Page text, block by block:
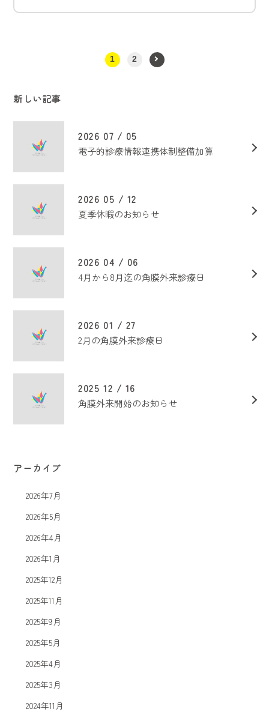
1 2
新しい記事
2026 07 / 05
電子的診療情報連携体制整備加算
2026 05 / 12
夏季休暇のお知らせ
2026 04 / 06
4月から8月迄の角膜外来診療日
2026 01 / 27
2月の角膜外来診療日
2025 12 / 16
角膜外来開始のお知らせ
アーカイブ
2026年7月
2026年5月
2026年4月
2026年1月
2025年12月
2025年11月
2025年9月
2025年5月
2025年4月
2025年3月
2024年11月